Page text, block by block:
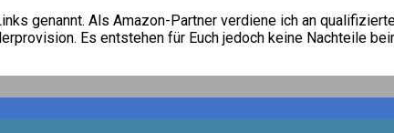
genannt. Als Amazon-Partner verdiene ich an
Es entstehen für Euch jedoch keine Nachteile